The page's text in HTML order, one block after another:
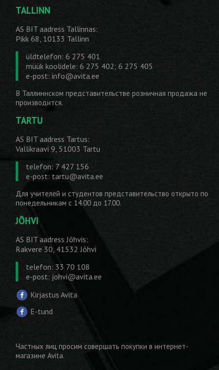
TALLINN
AS BIT aadress Tallinnas:
Pikk 68, 10133 Tallinn
üldtelefon: 6 275 401
müük koolidele: 6 275 402; 6 275 405
e-post: info@avita.ee
В Таллиннском представительстве розничная продажа не
производится.
TARTU
AS BIT aadress Tartus:
Vallikraavi 9, 51003 Tartu
telefon: 7 427 156
e-post: tartu@avita.ee
Для учителей и студентов представительство открыто по
понедельникам с 14.00 до 17.00.
JÕHVI
AS BIT aadress Jõhvis:
Rakvere 30, 41532 Jõhvi
telefon: 33 70 108
e-post: johvi@avita.ee
Kirjastus Avita
E-tund
Частных лиц просим совершать покупки в интернет-
магазине Avita.